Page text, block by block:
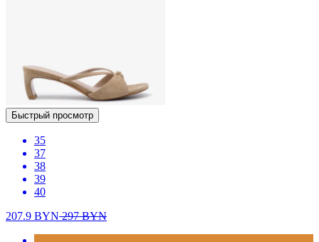
Быстрый просмотр
35
37
38
39
40
207.9 BYN297BYN